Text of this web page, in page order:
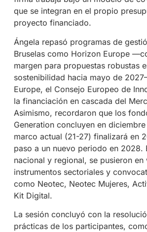
que se integran en el propio
proyecto financiado.
Ángela repasó programas de
Bruselas como Horizon Europe
margen para propuestas robustas
sostenibilidad hacia mayo de
Europe, el Consejo Europeo de
la financiación en cascada del
Asimismo, recordaron que los
Generation concluyen en
marco actual (21-27) finalizará en
paso a un nuevo periodo en 2028.
nacional y regional, se pusieron en
instrumentos sectoriales y
como Neotec, Neotec Mujeres,
Kit Digital.
La sesión concluyó con la
prácticas de los participantes,